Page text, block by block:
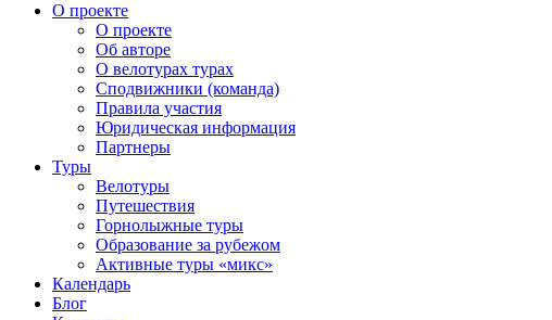
О проекте
О проекте
Об авторе
О велотурах турах
Сподвижники (команда)
Правила участия
Юридическая информация
Партнеры
Туры
Велотуры
Путешествия
Горнолыжные туры
Образование за рубежом
Активные туры «микс»
Календарь
Блог